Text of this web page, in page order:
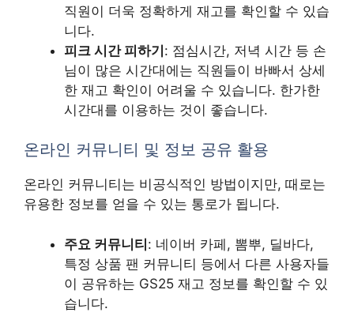
직원이 더욱 정확하게 재고를 확인할 수 있습
니다.
피크 시간 피하기: 점심시간, 저녁 시간 등 손
님이 많은 시간대에는 직원들이 바빠서 상세
한 재고 확인이 어려울 수 있습니다. 한가한
시간대를 이용하는 것이 좋습니다.
온라인 커뮤니티 및 정보 공유 활용
온라인 커뮤니티는 비공식적인 방법이지만, 때로는
유용한 정보를 얻을 수 있는 통로가 됩니다.
주요 커뮤니티: 네이버 카페, 뽐뿌, 딜바다,
특정 상품 팬 커뮤니티 등에서 다른 사용자들
이 공유하는 GS25 재고 정보를 확인할 수 있
습니다.